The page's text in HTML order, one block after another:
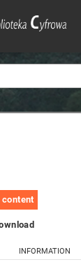
content
INFORMATION